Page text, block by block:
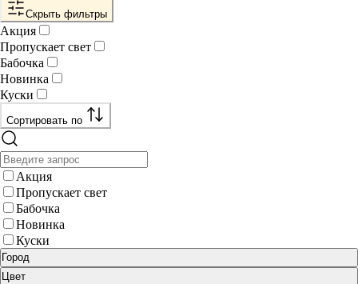
Скрыть фильтры
Акция
Пропускает свет
Бабочка
Новинка
Куски
Сортировать по
Акция
Пропускает свет
Бабочка
Новинка
Куски
Город
Цвет